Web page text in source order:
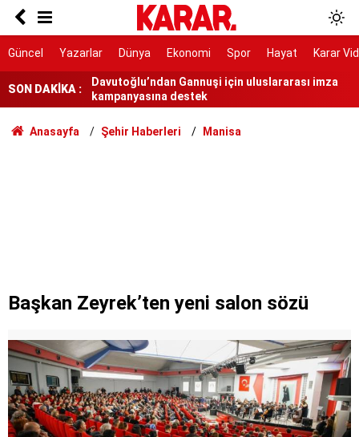
Güncel Yazarlar Dünya Ekonomi Spor Hayat Karar
SON DAKİKA :
O bizim yoldaşımız
kampanyasına destek
Yine çoğunlukla erkek vekiller konuştu
tuğlayı biz çekeceğiz
Anasayfa Şehir Haberleri Manisa
Başkan Zeyrek’ten yeni salon sözü